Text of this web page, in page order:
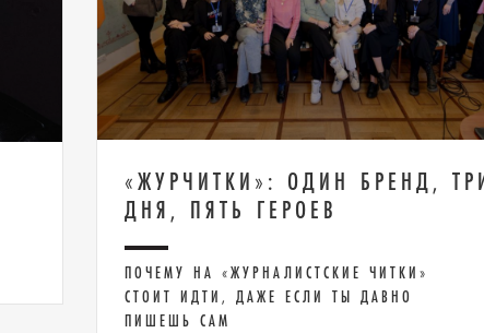
«ЖУРЧИТКИ»: ОДИН БРЕНД,
ДНЯ, ПЯТЬ ГЕРОЕВ
ПОЧЕМУ НА «ЖУРНАЛИСТСКИЕ ЧИТКИ»
СТОИТ ИДТИ, ДАЖЕ ЕСЛИ ТЫ ДАВНО
ПИШЕШЬ САМ